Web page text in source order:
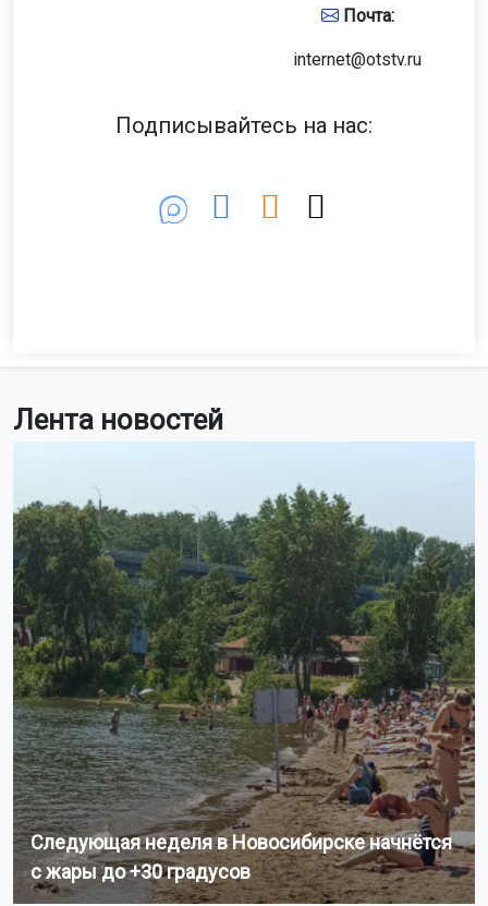
Лента новостей
Следующая неделя в Новосибирске начнётся
с жары до +30 градусов
Почта:
internet@otstv.ru
Подписывайтесь на нас: